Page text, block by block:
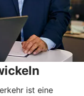
ist eine